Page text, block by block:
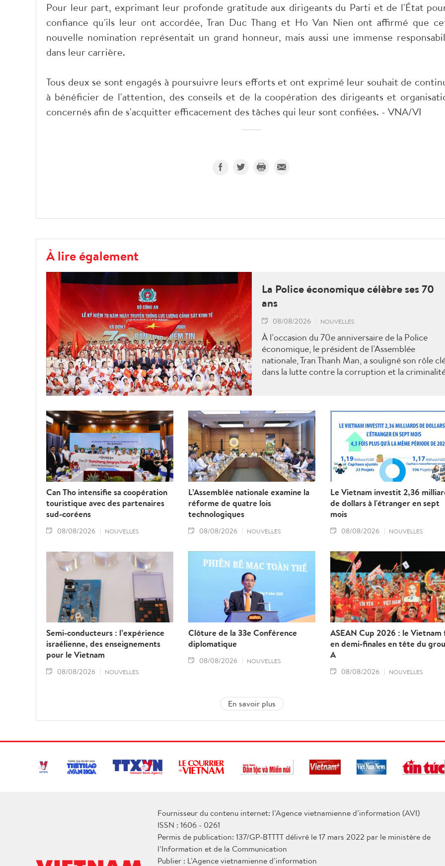
Pour leur part, exprimant leur profonde gratitude aux dirigeants du Parti et de l'État
confiance qu'ils leur ont accordée, Tran Duc Thang et Ho Van Nien ont affirmé que
nouvelle nomination représentait un grand honneur, mais aussi une immense
dans leur carrière.
Tous deux se sont engagés à poursuivre leurs efforts et ont exprimé leur souhait de
à bénéficier de l'attention, des conseils et de la coopération des dirigeants et
concernés afin de s'acquitter efficacement des tâches qui leur sont confiées. - VNA/VI
À lire également
La Police économique célèbre ses 70
ans
08/08/2026 NOUVELLES
À l’occasion du 70e anniversaire de la Police
économique, le président de l’Assemblée
nationale, Tran Thanh Man, a souligné son rôle
dans la lutte contre la corruption et la
Can Tho intensifie sa coopération
touristique avec des partenaires
sud-coréens
08/08/2026 NOUVELLES
L’Assemblée nationale examine la
réforme de quatre lois
technologiques
08/08/2026 NOUVELLES
Le Vietnam investit 2,36
de dollars à l'étranger en sept
mois
08/08/2026 NOUVELLES
Semi-conducteurs : l’expérience
israélienne, des enseignements
pour le Vietnam
08/08/2026 NOUVELLES
Clôture de la 33e Conférence
diplomatique
08/08/2026 NOUVELLES
ASEAN Cup 2026 : le Vietnam
en demi-finales en tête du
A
08/08/2026 NOUVELLES
En savoir plus
Fournisseur du contenu internet: l’Agence vietnamienne d’information (AVI)
ISSN : 1606 - 0261
Permis de publication: 137/GP-BTTTT délivré le 17 mars 2022 par le ministère de
l’Information et de la Communication
Publier : L’Agence vietnamienne d’information